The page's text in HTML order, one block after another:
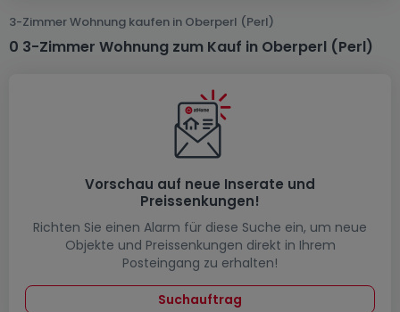
3-Zimmer Wohnung kaufen in Oberperl (Perl)
0 3-Zimmer Wohnung zum Kauf in Oberperl (Perl)
Vorschau auf neue Inserate und
Preissenkungen!
Richten Sie einen Alarm für diese Suche ein, um neue
Objekte und Preissenkungen direkt in Ihrem
Posteingang zu erhalten!
Suchauftrag